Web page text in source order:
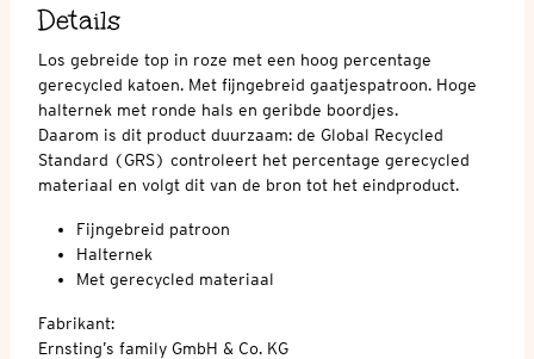
Details
Los gebreide top in roze met een hoog percentage
gerecycled katoen. Met fijngebreid gaatjespatroon. Hoge
halternek met ronde hals en geribde boordjes.
Daarom is dit product duurzaam: de Global Recycled
Standard (GRS) controleert het percentage gerecycled
materiaal en volgt dit van de bron tot het eindproduct.
Fijngebreid patroon
Halternek
Met gerecycled materiaal
Fabrikant:
Ernsting’s family GmbH & Co. KG